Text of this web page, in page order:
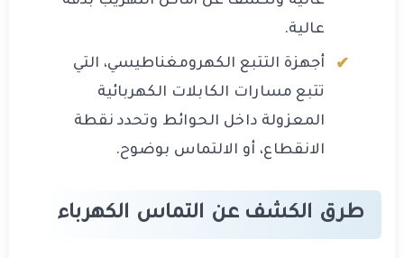
عالية.
أجهزة التتبع الكهرومغناطيسي، التي
تتبع مسارات الكابلات الكهربائية
المعزولة داخل الحوائط وتحدد نقطة
الانقطاع، أو الالتماس بوضوح.
طرق الكشف عن التماس الكهرباء